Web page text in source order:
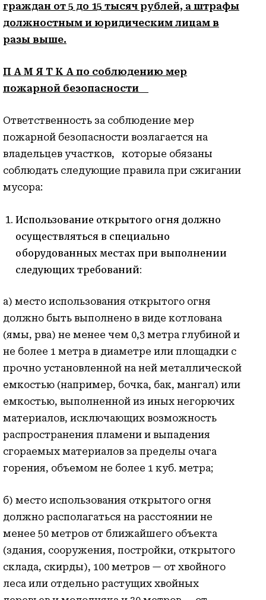
граждан от 5 до 15 тысяч рублей, а штрафы
должностным и юридическим лицам в
разы выше.
П А М Я Т К А по соблюдению мер
пожарной безопасности
Ответственность за соблюдение мер
пожарной безопасности возлагается на
владельцев участков, которые обязаны
соблюдать следующие правила при сжигании
мусора:
Использование открытого огня должно
осуществляться в специально
оборудованных местах при выполнении
следующих требований:
а) место использования открытого огня
должно быть выполнено в виде котлована
(ямы, рва) не менее чем 0,3 метра глубиной и
не более 1 метра в диаметре или площадки с
прочно установленной на ней металлической
емкостью (например, бочка, бак, мангал) или
емкостью, выполненной из иных негорючих
материалов, исключающих возможность
распространения пламени и выпадения
сгораемых материалов за пределы очага
горения, объемом не более 1 куб. метра;
б) место использования открытого огня
должно располагаться на расстоянии не
менее 50 метров от ближайшего объекта
(здания, сооружения, постройки, открытого
склада, скирды), 100 метров — от хвойного
леса или отдельно растущих хвойных